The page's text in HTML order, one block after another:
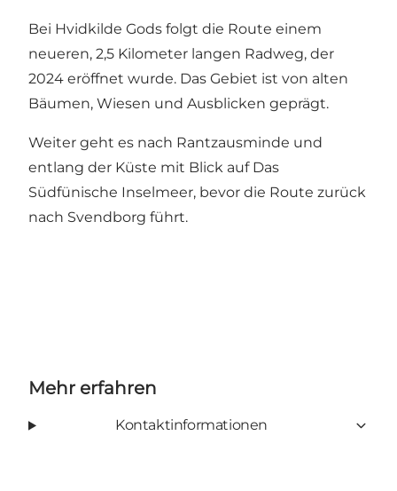
Bei Hvidkilde Gods folgt die Route einem
neueren, 2,5 Kilometer langen Radweg, der
2024 eröffnet wurde. Das Gebiet ist von alten
Bäumen, Wiesen und Ausblicken geprägt.
Weiter geht es nach Rantzausminde und
entlang der Küste mit Blick auf Das
Südfünische Inselmeer, bevor die Route zurück
nach Svendborg führt.
Mehr erfahren
Kontaktinformationen